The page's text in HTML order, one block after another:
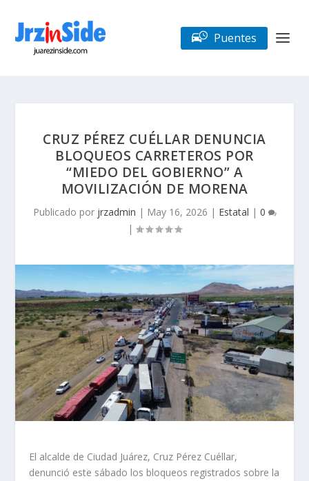
Puentes
CRUZ PÉREZ CUÉLLAR DENUNCIA
BLOQUEOS CARRETEROS POR
“MIEDO DEL GOBIERNO” A
MOVILIZACIÓN DE MORENA
Publicado por jrzadmin | May 16, 2026 | Estatal | 0
|
El alcalde de Ciudad Juárez, Cruz Pérez Cuéllar,
denunció este sábado los bloqueos registrados sobre la